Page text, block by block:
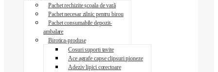
Pachet rechizite școala de vară
Pachet necesar zilnic pentru birou
Pachet consumabile depozit-
ambalare
Birotica-produse
Cosuri suporti tavite
Ace agrafe capse clipsuri pioneze
Adeziv lipici corectoare